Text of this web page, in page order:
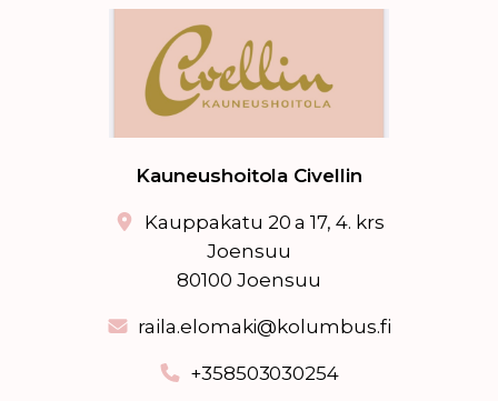
Kauneushoitola Civellin
Kauppakatu 20 a 17, 4. krs
Joensuu
80100 Joensuu
raila.elomaki@kolumbus.fi
+358503030254